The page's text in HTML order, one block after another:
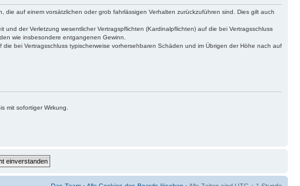
auf einem vorsätzlichen oder grob fahrlässigen Verhalten zurückzuführen sind. Dies gilt auch
der Verletzung wesentlicher Vertragspflichten (Kardinalpflichten) auf die bei Vertragsschluss
wie insbesondere entgangenen Gewinn.
bei Vertragsschluss typischerweise vorhersehbaren Schäden und im Übrigen der Höhe nach auf
mit sofortiger Wirkung.